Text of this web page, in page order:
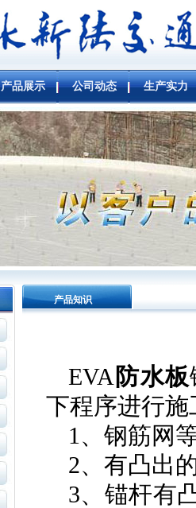
产品展示 公司动态 生产实力
产品知识
EVA 防水板
下程序进行施
1 、钢筋网
2、有凸出
3、锚杆有